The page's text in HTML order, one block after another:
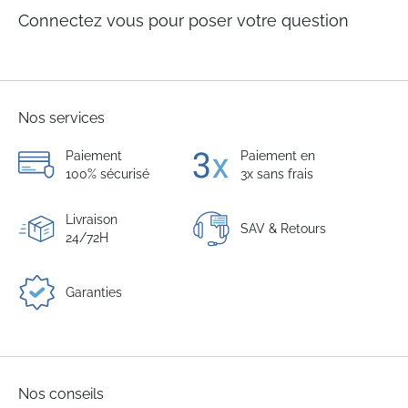
Connectez vous pour poser votre question
Nos services
Paiement
100% sécurisé
Paiement en
3x sans frais
Livraison
24/72H
SAV & Retours
Garanties
Nos conseils